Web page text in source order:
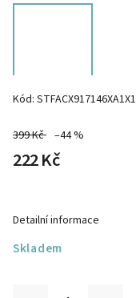
Kód: STFACX917146XA1X1
399 Kč –44 %
222 Kč
Skladem
Detailní informace